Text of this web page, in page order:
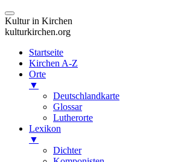
Kultur in Kirchen
kulturkirchen.org
Startseite
Kirchen A-Z
Orte
▼
Deutschlandkarte
Glossar
Lutherorte
Lexikon
▼
Dichter